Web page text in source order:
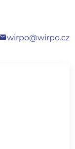
wirpo@wirpo.cz